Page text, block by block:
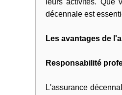
leurs activités. Que
décennale est
Les avantages de
Responsabilité
L'assurance